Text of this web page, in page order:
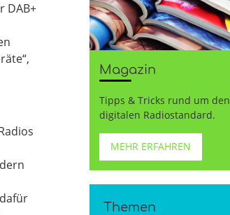
DAB+
Magazin
Tipps & Tricks rund um den
digitalen Radiostandard.
MEHR ERFAHREN
Themen